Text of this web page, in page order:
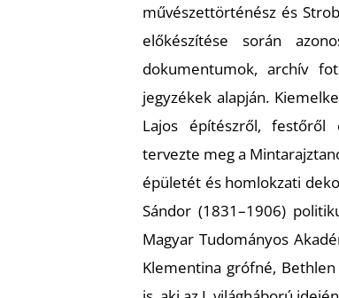
művészettörténész és
előkészítése során
dokumentumok, archív
jegyzékek alapján.
Lajos építészről, festőről
tervezte meg a
épületét és homlokzati
Sándor (1831–1906)
Magyar Tudományos
Klementina grófné,